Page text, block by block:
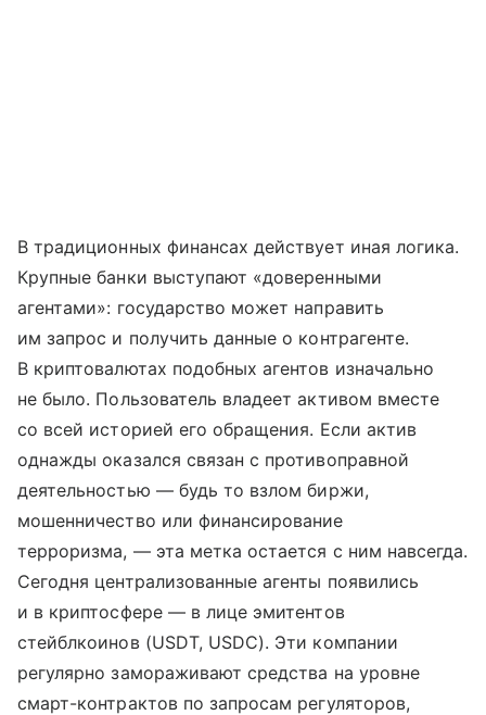
В традиционных финансах действует иная логика.
Крупные банки выступают «доверенными
агентами»: государство может направить
им запрос и получить данные о контрагенте.
В криптовалютах подобных агентов изначально
не было. Пользователь владеет активом вместе
со всей историей его обращения. Если актив
однажды оказался связан с противоправной
деятельностью — будь то взлом биржи,
мошенничество или финансирование
терроризма, — эта метка остается с ним навсегда.
Сегодня централизованные агенты появились
и в криптосфере — в лице эмитентов
стейблкоинов (USDT, USDC). Эти компании
регулярно замораживают средства на уровне
смарт-контрактов по запросам регуляторов,